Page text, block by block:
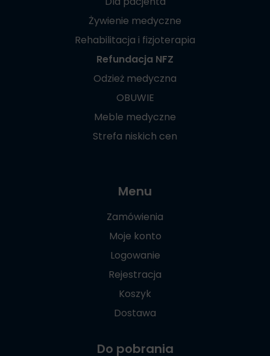
Żywienie medyczne
Rehabilitacja i fizjoterapia
Refundacja NFZ
Odzież medyczna
OBUWIE
Meble medyczne
Strefa niskich cen
Menu
Zamówienia
Moje konto
Logowanie
Rejestracja
Koszyk
Dostawa
Do pobrania